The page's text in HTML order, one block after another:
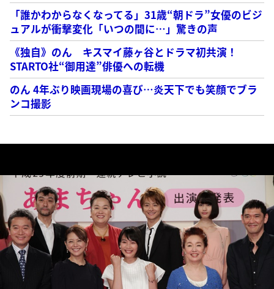
「誰かわからなくなってる」31歳“朝ドラ”女優のビジ
ュアルが衝撃変化「いつの間に…」驚きの声
《独自》のん キスマイ藤ヶ谷とドラマ初共演！
STARTO社“御用達”俳優への転機
のん 4年ぶり映画現場の喜び…炎天下でも笑顔でブラ
ンコ撮影